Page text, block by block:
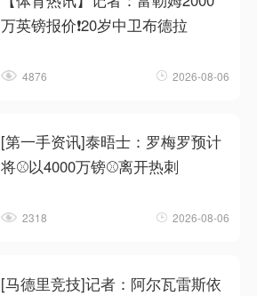
万英镑报价❗20岁中卫布德拉
4876 2026-08-06
[第一手资讯]泰晤士：罗梅罗预计
将⚾以4000万镑⚾离开热刺
2318 2026-08-06
[马德里竞技]记者：阿尔瓦雷斯依